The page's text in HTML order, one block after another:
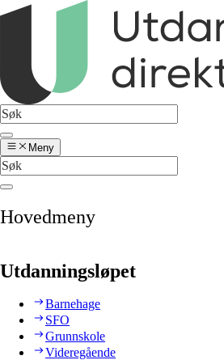
Meny
Hovedmeny
Utdanningsløpet
Barnehage
SFO
Grunnskole
Videregående